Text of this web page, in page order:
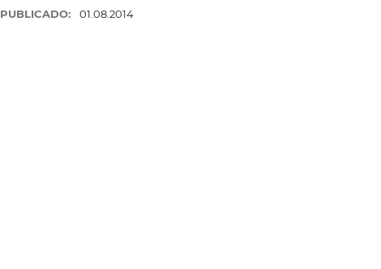
PUBLICADO: 01.08.2014